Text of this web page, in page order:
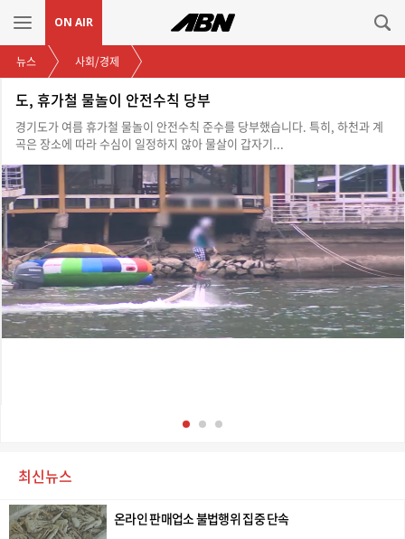
ON AIR
뉴스 사회/경제
도, 휴가철 물놀이 안전수칙 당부
경기도가 여름 휴가철 물놀이 안전수칙 준수를 당부했습니다. 특히, 하천과 계
곡은 장소에 따라 수심이 일정하지 않아 물살이 갑자기...
최신뉴스
온라인 판매업소 불법행위 집중 단속